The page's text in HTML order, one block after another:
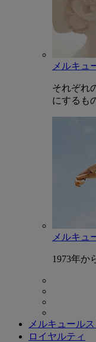
メルキュ
それぞれ
にするも
メルキュ
1973年か
メルキュール
ロイヤルティ